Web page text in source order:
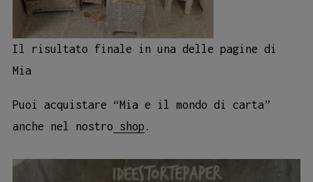
Il risultato finale in una delle pagine di
Mia
Puoi acquistare “Mia e il mondo di carta”
anche nel nostro shop .